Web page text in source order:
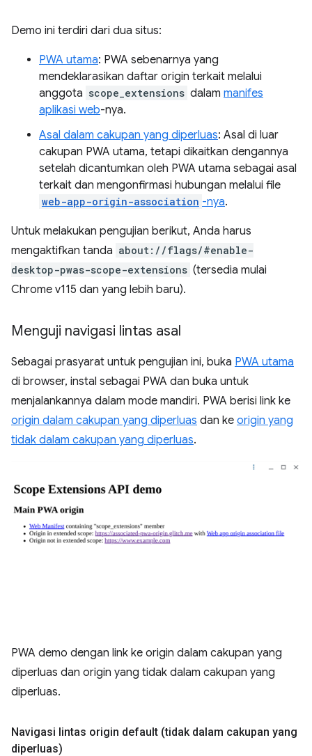
Demo ini terdiri dari dua situs:
PWA utama: PWA sebenarnya yang
mendeklarasikan daftar origin terkait melalui
anggota scope_extensions dalam manifes
aplikasi web-nya.
Asal dalam cakupan yang diperluas: Asal di luar
cakupan PWA utama, tetapi dikaitkan dengannya
setelah dicantumkan oleh PWA utama sebagai asal
terkait dan mengonfirmasi hubungan melalui file
web-app-origin-association -nya.
Untuk melakukan pengujian berikut, Anda harus
mengaktifkan tanda about://flags/#enable-
desktop-pwas-scope-extensions (tersedia mulai
Chrome v115 dan yang lebih baru).
Menguji navigasi lintas asal
Sebagai prasyarat untuk pengujian ini, buka PWA utama
di browser, instal sebagai PWA dan buka untuk
menjalankannya dalam mode mandiri. PWA berisi link ke
origin dalam cakupan yang diperluas dan ke origin yang
tidak dalam cakupan yang diperluas.
PWA demo dengan link ke origin dalam cakupan yang
diperluas dan origin yang tidak dalam cakupan yang
diperluas.
Navigasi lintas origin default (tidak dalam cakupan yang
diperluas)